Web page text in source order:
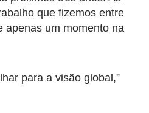
que fizemos entre
apenas um momento na
para a visão global,”